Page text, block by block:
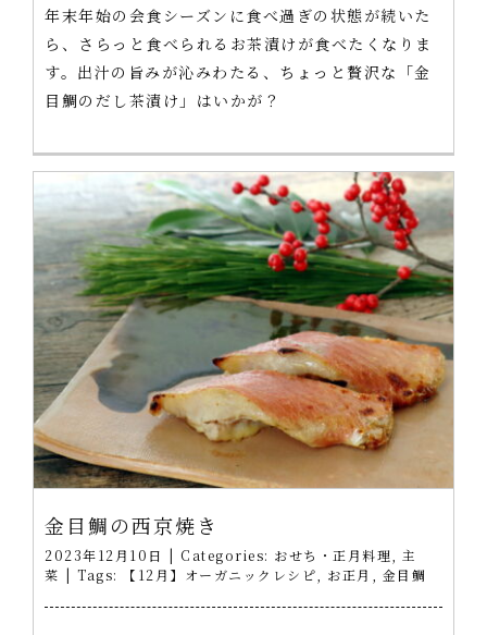
年末年始の会食シーズンに食べ過ぎの状態が続いた
ら、さらっと食べられるお茶漬けが食べたくなりま
す。出汁の旨みが沁みわたる、ちょっと贅沢な「金
目鯛のだし茶漬け」はいかが？
金目鯛の西京焼き
2023年12月10日 | Categories: おせち・正月料理
主
菜 | Tags: 【12月】オーガニックレシピ お正月 金目鯛